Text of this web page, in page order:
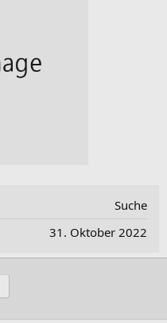
Suche
31. Oktober 2022